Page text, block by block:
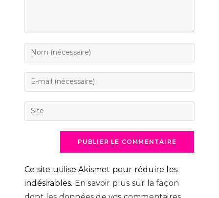
Enter
your
name
to
comment
Enter
your
email
address
Saisir
l’URL
(facultatif)
Ce site utilise Akismet pour réduire les
indésirables. En savoir plus sur la façon